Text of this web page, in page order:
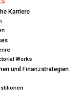
Karriere
Works
und Finanzstrategien